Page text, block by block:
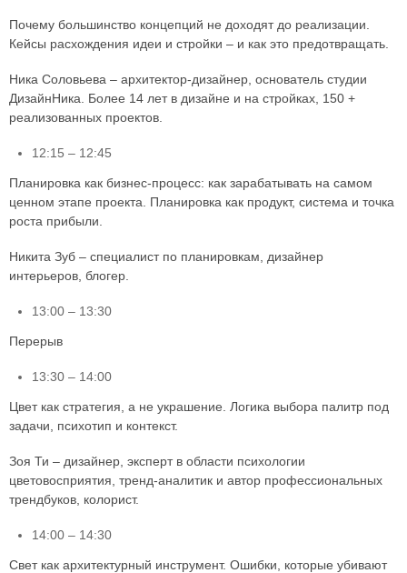
Почему большинство концепций не доходят до реализации.
Кейсы расхождения идеи и стройки – и как это предотвращать.
Ника Соловьева – архитектор-дизайнер, основатель студии
ДизайнНика. Более 14 лет в дизайне и на стройках, 150 +
реализованных проектов.
12:15 – 12:45
Планировка как бизнес-процесс: как зарабатывать на самом
ценном этапе проекта. Планировка как продукт, система и точка
роста прибыли.
Никита Зуб – специалист по планировкам, дизайнер
интерьеров, блогер.
13:00 – 13:30
Перерыв
13:30 – 14:00
Цвет как стратегия, а не украшение. Логика выбора палитр под
задачи, психотип и контекст.
Зоя Ти – дизайнер, эксперт в области психологии
цветовосприятия, тренд-аналитик и автор профессиональных
трендбуков, колорист.
14:00 – 14:30
Свет как архитектурный инструмент. Ошибки, которые убивают